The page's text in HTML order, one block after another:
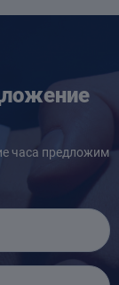
часа предложим